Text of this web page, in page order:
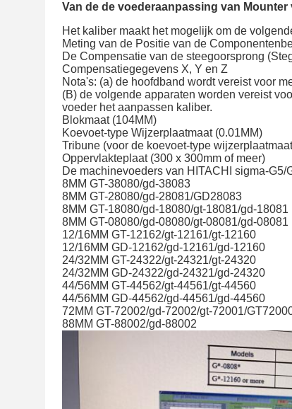
Van de de voederaanpassing van
Het kaliber maakt het mogelijk om de
Meting van de Positie van de
De Compensatie van de steegoorsprong
Compensatiegegevens X, Y en Z
Nota's: (a) de hoofdband wordt vereist voor
(B) de volgende apparaten worden vereist
voeder het aanpassen kaliber.
Blokmaat (104MM)
Koevoet-type Wijzerplaatmaat (0.01MM)
Tribune (voor de koevoet-type
Oppervlakteplaat (300 x 300mm of meer)
De machinevoeders van HITACHI sigma-G5/
8MM GT-38080/gd-38083
8MM GT-28080/gd-28081/GD28083
8MM GT-18080/gd-18080/gt-18081/gd-18081
8MM GT-08080/gd-08080/gt-08081/gd-08081
12/16MM GT-12162/gt-12161/gt-12160
12/16MM GD-12162/gd-12161/gd-12160
24/32MM GT-24322/gt-24321/gt-24320
24/32MM GD-24322/gd-24321/gd-24320
44/56MM GT-44562/gt-44561/gt-44560
44/56MM GD-44562/gd-44561/gd-44560
72MM GT-72002/gd-72002/gt-72001/
88MM GT-88002/gd-88002